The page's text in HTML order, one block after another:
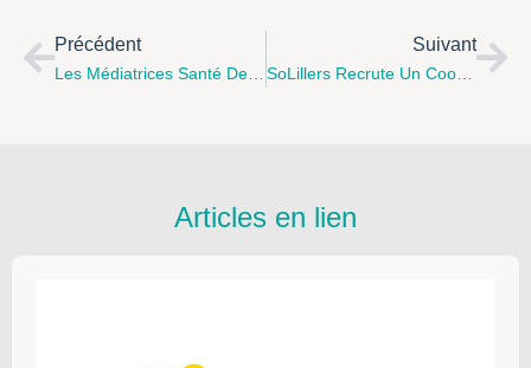
Précédent Suivant
SoLillers Recrute Un Coordinateur.trice Jeunesse Pour Le Centre Social « La Maison Pour Tous »
Articles en lien